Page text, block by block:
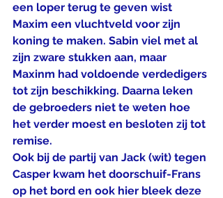
een loper terug te geven wist
Maxim een vluchtveld voor zijn
koning te maken. Sabin viel met al
zijn zware stukken aan, maar
Maxinm had voldoende verdedigers
tot zijn beschikking. Daarna leken
de gebroeders niet te weten hoe
het verder moest en besloten zij tot
remise.
Ook bij de partij van Jack (wit) tegen
Casper kwam het doorschuif-Frans
op het bord en ook hier bleek deze